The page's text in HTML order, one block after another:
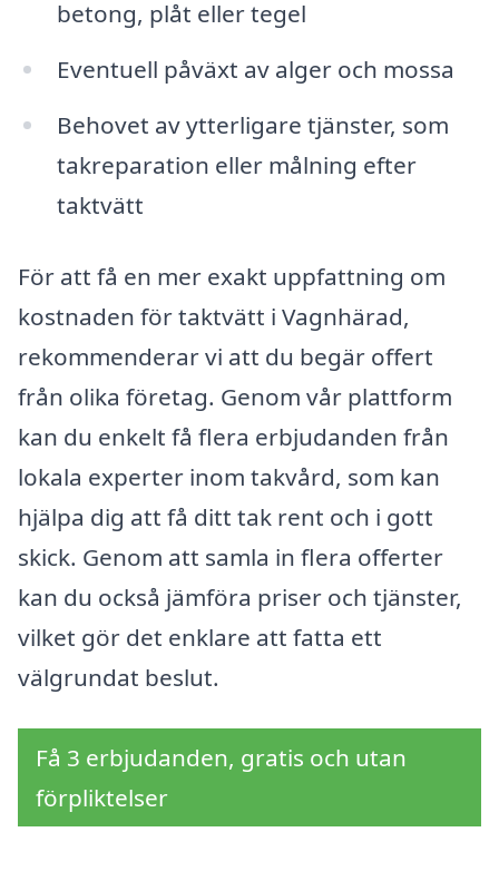
betong, plåt eller tegel
Eventuell påväxt av alger och mossa
Behovet av ytterligare tjänster, som
takreparation eller målning efter
taktvätt
För att få en mer exakt uppfattning om
kostnaden för taktvätt i Vagnhärad,
rekommenderar vi att du begär offert
från olika företag. Genom vår plattform
kan du enkelt få flera erbjudanden från
lokala experter inom takvård, som kan
hjälpa dig att få ditt tak rent och i gott
skick. Genom att samla in flera offerter
kan du också jämföra priser och tjänster,
vilket gör det enklare att fatta ett
välgrundat beslut.
Få 3 erbjudanden, gratis och utan
förpliktelser